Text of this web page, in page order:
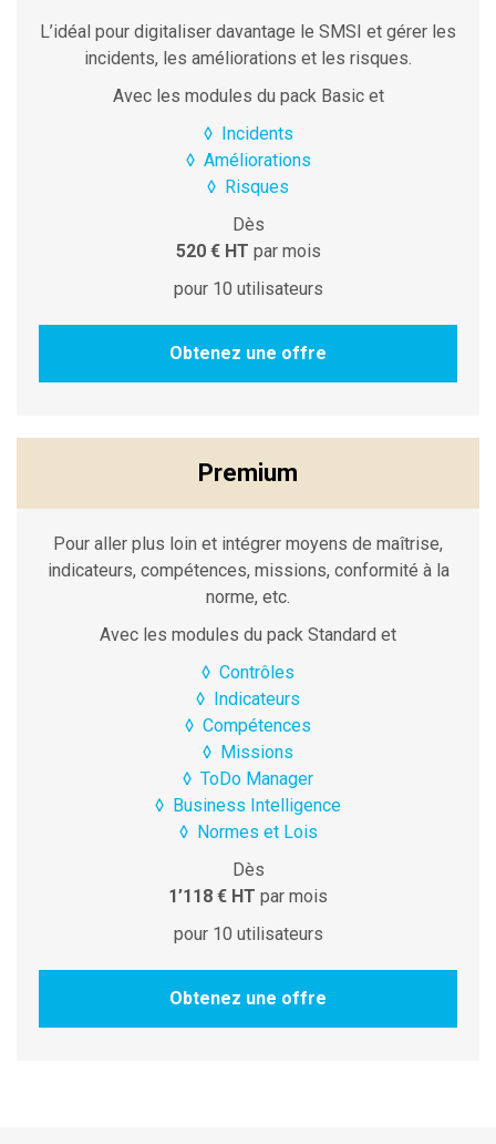
L’idéal pour digitaliser davantage le SMSI et gérer les
incidents, les améliorations et les risques.
Avec les modules du pack Basic et
◊ Incidents
◊ Améliorations
◊ Risques
Dès
520 € HT par mois
pour 10 utilisateurs
Obtenez une offre
Premium
Pour aller plus loin et intégrer moyens de maîtrise,
indicateurs, compétences, missions, conformité à la
norme, etc.
Avec les modules du pack Standard et
◊ Contrôles
◊ Indicateurs
◊ Compétences
◊ Missions
◊ ToDo Manager
◊ Business Intelligence
◊ Normes et Lois
Dès
1’118 € HT par mois
pour 10 utilisateurs
Obtenez une offre